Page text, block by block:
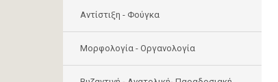
Αντίστιξη - Φούγκα
Μορφολογία - Οργανολογία